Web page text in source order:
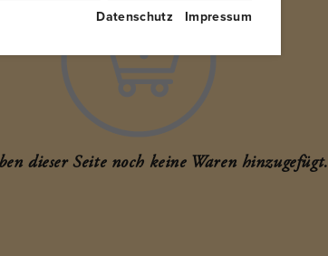
dieser Seite noch keine Waren hinzugefügt.
Datenschutz Impressum